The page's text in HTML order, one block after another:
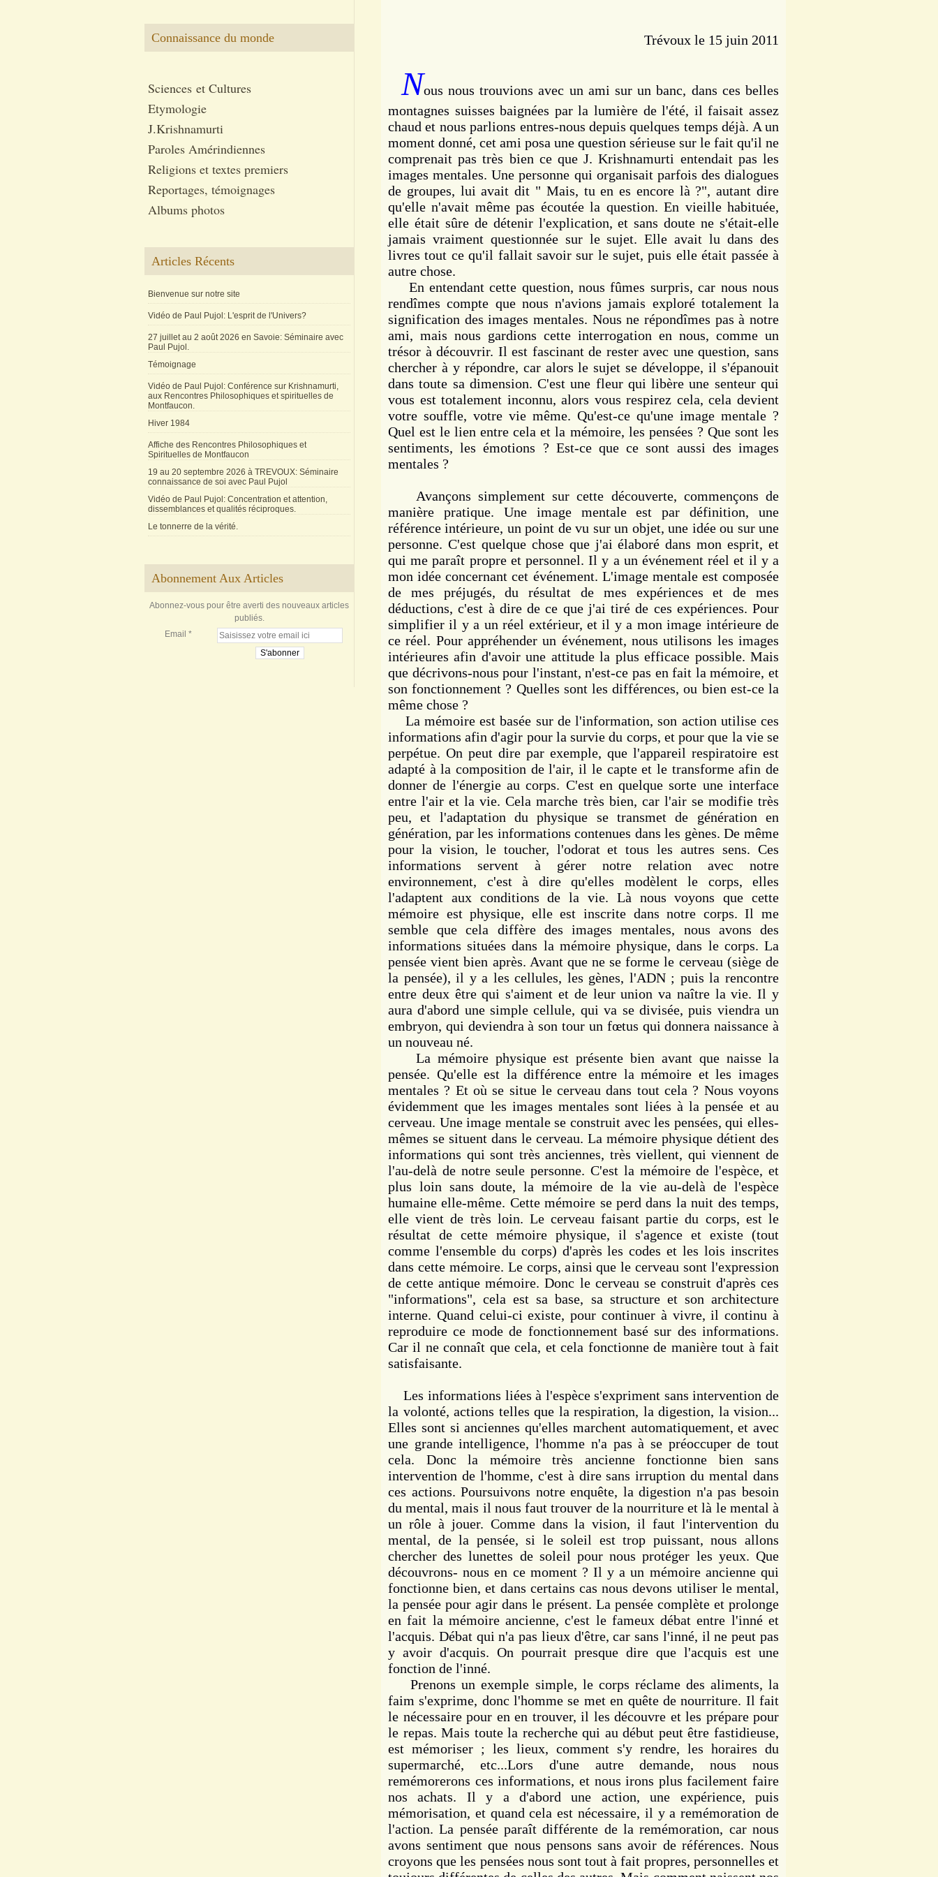
Connaissance du monde
Sciences et Cultures
Etymologie
J.Krishnamurti
Paroles Amérindiennes
Religions et textes premiers
Reportages, témoignages
Albums photos
Articles Récents
Bienvenue sur notre site
Vidéo de Paul Pujol: L'esprit de l'Univers?
27 juillet au 2 août 2026 en Savoie: Séminaire avec
Paul Pujol.
Témoignage
Vidéo de Paul Pujol: Conférence sur Krishnamurti,
aux Rencontres Philosophiques et spirituelles de
Montfaucon.
Hiver 1984
Affiche des Rencontres Philosophiques et
Spirituelles de Montfaucon
19 au 20 septembre 2026 à TREVOUX: Séminaire
connaissance de soi avec Paul Pujol
Vidéo de Paul Pujol: Concentration et attention,
dissemblances et qualités réciproques.
Le tonnerre de la vérité.
Abonnement Aux Articles
Abonnez-vous pour être averti des nouveaux articles
publiés.
Email
Trévoux le 15 juin 2011
Nous nous trouvions avec un ami sur un banc, dans ces belles
montagnes suisses baignées par la lumière de l'été, il faisait assez
chaud et nous parlions entres-nous depuis quelques temps déjà. A un
moment donné, cet ami posa une question sérieuse sur le fait qu'il ne
comprenait pas très bien ce que J. Krishnamurti entendait pas les
images mentales. Une personne qui organisait parfois des dialogues
de groupes, lui avait dit " Mais, tu en es encore là ?", autant dire
qu'elle n'avait même pas écoutée la question. En vieille habituée,
elle était sûre de détenir l'explication, et sans doute ne s'était-elle
jamais vraiment questionnée sur le sujet. Elle avait lu dans des
livres tout ce qu'il fallait savoir sur le sujet, puis elle était passée à
autre chose.
En entendant cette question, nous fûmes surpris, car nous nous
rendîmes compte que nous n'avions jamais exploré totalement la
signification des images mentales. Nous ne répondîmes pas à notre
ami, mais nous gardions cette interrogation en nous, comme un
trésor à découvrir. Il est fascinant de rester avec une question, sans
chercher à y répondre, car alors le sujet se développe, il s'épanouit
dans toute sa dimension. C'est une fleur qui libère une senteur qui
vous est totalement inconnu, alors vous respirez cela, cela devient
votre souffle, votre vie même. Qu'est-ce qu'une image mentale ?
Quel est le lien entre cela et la mémoire, les pensées ? Que sont les
sentiments, les émotions ? Est-ce que ce sont aussi des images
mentales ?
Avançons simplement sur cette découverte, commençons de
manière pratique. Une image mentale est par définition, une
référence intérieure, un point de vu sur un objet, une idée ou sur une
personne. C'est quelque chose que j'ai élaboré dans mon esprit, et
qui me paraît propre et personnel. Il y a un événement réel et il y a
mon idée concernant cet événement. L'image mentale est composée
de mes préjugés, du résultat de mes expériences et de mes
déductions, c'est à dire de ce que j'ai tiré de ces expériences. Pour
simplifier il y a un réel extérieur, et il y a mon image intérieure de
ce réel. Pour appréhender un événement, nous utilisons les images
intérieures afin d'avoir une attitude la plus efficace possible. Mais
que décrivons-nous pour l'instant, n'est-ce pas en fait la mémoire, et
son fonctionnement ? Quelles sont les différences, ou bien est-ce la
même chose ?
La mémoire est basée sur de l'information, son action utilise ces
informations afin d'agir pour la survie du corps, et pour que la vie se
perpétue. On peut dire par exemple, que l'appareil respiratoire est
adapté à la composition de l'air, il le capte et le transforme afin de
donner de l'énergie au corps. C'est en quelque sorte une interface
entre l'air et la vie. Cela marche très bien, car l'air se modifie très
peu, et l'adaptation du physique se transmet de génération en
génération, par les informations contenues dans les gènes. De même
pour la vision, le toucher, l'odorat et tous les autres sens. Ces
informations servent à gérer notre relation avec notre
environnement, c'est à dire qu'elles modèlent le corps, elles
l'adaptent aux conditions de la vie. Là nous voyons que cette
mémoire est physique, elle est inscrite dans notre corps. Il me
semble que cela diffère des images mentales, nous avons des
informations situées dans la mémoire physique, dans le corps. La
pensée vient bien après. Avant que ne se forme le cerveau (siège de
la pensée), il y a les cellules, les gènes, l'ADN ; puis la rencontre
entre deux être qui s'aiment et de leur union va naître la vie. Il y
aura d'abord une simple cellule, qui va se divisée, puis viendra un
embryon, qui deviendra à son tour un fœtus qui donnera naissance à
un nouveau né.
La mémoire physique est présente bien avant que naisse la
pensée. Qu'elle est la différence entre la mémoire et les images
mentales ? Et où se situe le cerveau dans tout cela ? Nous voyons
évidemment que les images mentales sont liées à la pensée et au
cerveau. Une image mentale se construit avec les pensées, qui elles-
mêmes se situent dans le cerveau. La mémoire physique détient des
informations qui sont très anciennes, très viellent, qui viennent de
l'au-delà de notre seule personne. C'est la mémoire de l'espèce, et
plus loin sans doute, la mémoire de la vie au-delà de l'espèce
humaine elle-même. Cette mémoire se perd dans la nuit des temps,
elle vient de très loin. Le cerveau faisant partie du corps, est le
résultat de cette mémoire physique, il s'agence et existe (tout
comme l'ensemble du corps) d'après les codes et les lois inscrites
dans cette mémoire. Le corps, ainsi que le cerveau sont l'expression
de cette antique mémoire. Donc le cerveau se construit d'après ces
"informations", cela est sa base, sa structure et son architecture
interne. Quand celui-ci existe, pour continuer à vivre, il continu à
reproduire ce mode de fonctionnement basé sur des informations.
Car il ne connaît que cela, et cela fonctionne de manière tout à fait
satisfaisante.
Les informations liées à l'espèce s'expriment sans intervention de
la volonté, actions telles que la respiration, la digestion, la vision...
Elles sont si anciennes qu'elles marchent automatiquement, et avec
une grande intelligence, l'homme n'a pas à se préoccuper de tout
cela. Donc la mémoire très ancienne fonctionne bien sans
intervention de l'homme, c'est à dire sans irruption du mental dans
ces actions. Poursuivons notre enquête, la digestion n'a pas besoin
du mental, mais il nous faut trouver de la nourriture et là le mental à
un rôle à jouer. Comme dans la vision, il faut l'intervention du
mental, de la pensée, si le soleil est trop puissant, nous allons
chercher des lunettes de soleil pour nous protéger les yeux. Que
découvrons- nous en ce moment ? Il y a un mémoire ancienne qui
fonctionne bien, et dans certains cas nous devons utiliser le mental,
la pensée pour agir dans le présent. La pensée complète et prolonge
en fait la mémoire ancienne, c'est le fameux débat entre l'inné et
l'acquis. Débat qui n'a pas lieux d'être, car sans l'inné, il ne peut pas
y avoir d'acquis. On pourrait presque dire que l'acquis est une
fonction de l'inné.
Prenons un exemple simple, le corps réclame des aliments, la
faim s'exprime, donc l'homme se met en quête de nourriture. Il fait
le nécessaire pour en en trouver, il les découvre et les prépare pour
le repas. Mais toute la recherche qui au début peut être fastidieuse,
est mémoriser ; les lieux, comment s'y rendre, les horaires du
supermarché, etc...Lors d'une autre demande, nous nous
remémorerons ces informations, et nous irons plus facilement faire
nos achats. Il y a d'abord une action, une expérience, puis
mémorisation, et quand cela est nécessaire, il y a remémoration de
l'action. La pensée paraît différente de la remémoration, car nous
avons sentiment que nous pensons sans avoir de références. Nous
croyons que les pensées nous sont tout à fait propres, personnelles et